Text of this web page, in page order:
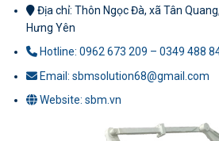
Địa chỉ: Thôn Ngọc Đà, xã Tân
Hưng Yên
Hotline: 0962 673 209 – 0349 488
Email: sbmsolution68@gmail.com
Website: sbm.vn